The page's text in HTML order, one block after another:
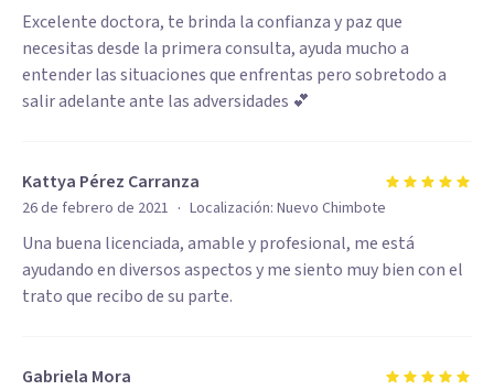
Excelente doctora, te brinda la confianza y paz que
necesitas desde la primera consulta, ayuda mucho a
entender las situaciones que enfrentas pero sobretodo a
salir adelante ante las adversidades 💕
Kattya Pérez Carranza
26 de febrero de 2021 · Localización: Nuevo Chimbote
Una buena licenciada, amable y profesional, me está
ayudando en diversos aspectos y me siento muy bien con el
trato que recibo de su parte.
Gabriela Mora